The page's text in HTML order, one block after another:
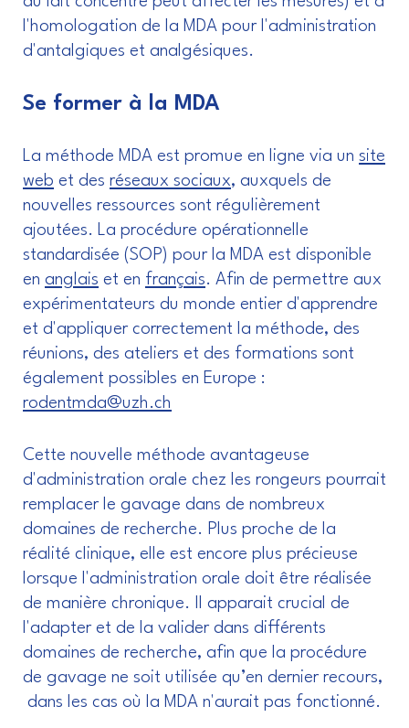
l'homologation de la MDA pour l'administration
d'antalgiques et analgésiques.
Se former à la MDA
La méthode MDA est promue en ligne via un site
web et des réseaux sociaux, auxquels de
nouvelles ressources sont régulièrement
ajoutées. La procédure opérationnelle
standardisée (SOP) pour la MDA est disponible
en anglais et en français. Afin de permettre aux
expérimentateurs du monde entier d'apprendre
et d'appliquer correctement la méthode, des
réunions, des ateliers et des formations sont
également possibles en Europe :
rodentmda@uzh.ch
Cette nouvelle méthode avantageuse
d'administration orale chez les rongeurs pourrait
remplacer le gavage dans de nombreux
domaines de recherche. Plus proche de la
réalité clinique, elle est encore plus précieuse
lorsque l'administration orale doit être réalisée
de manière chronique. Il apparait crucial de
l'adapter et de la valider dans différents
domaines de recherche, afin que la procédure
de gavage ne soit utilisée qu’en dernier recours,
dans les cas où la MDA n'aurait pas fonctionné.